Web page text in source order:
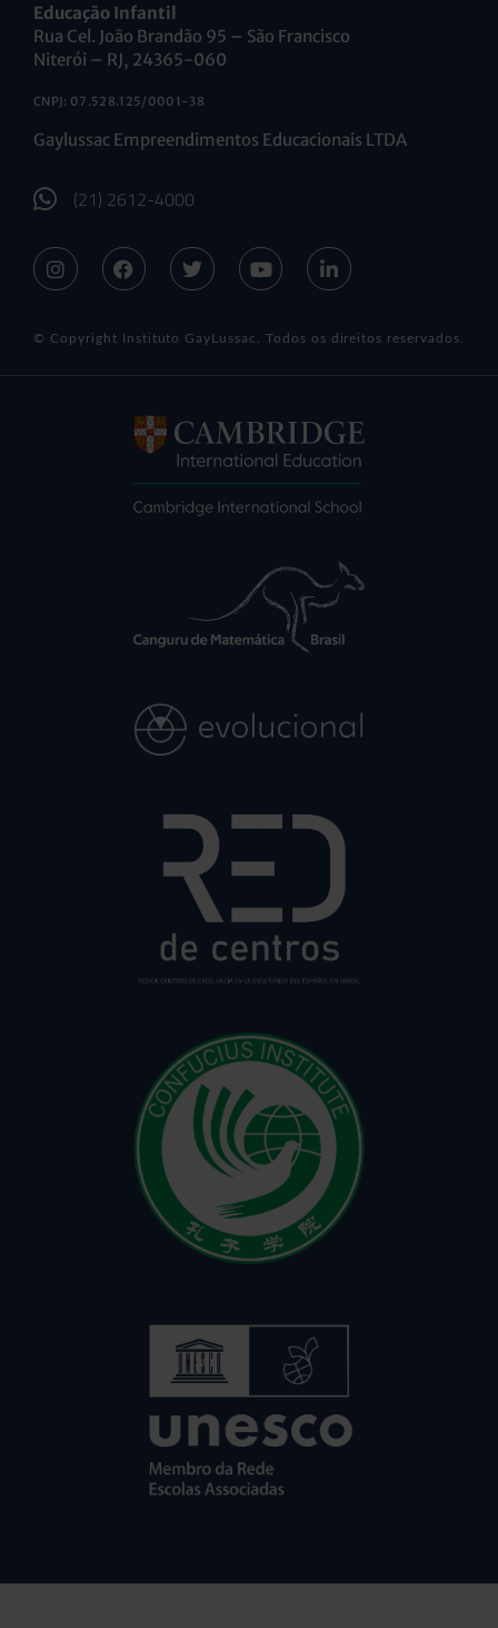
Educação Infantil
Rua Cel. João Brandão 95 – São Francisco
Niterói – RJ, 24365-060
CNPJ: 07.528.125/0001-38
Gaylussac Empreendimentos Educacionais LTDA
(21) 2612-4000
© Copyright Instituto GayLussac. Todos os direitos reservados.